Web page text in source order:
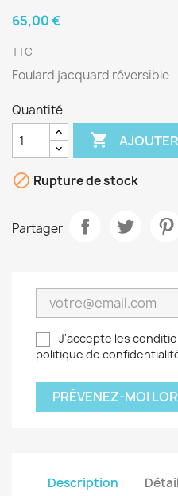
65,00 €
TTC
Foulard jacquard réversible
Quantité

 Rupture de stock
Partager
J'accepte les
politique de
PRÉVENEZ-MOI
Description